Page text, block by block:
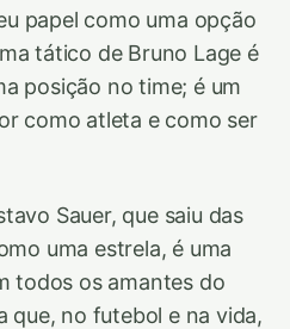
papel como uma opção
tático de Bruno Lage é
posição no time; é um
como atleta e como ser
Sauer, que saiu das
uma estrela, é uma
todos os amantes do
que, no futebol e na vida,